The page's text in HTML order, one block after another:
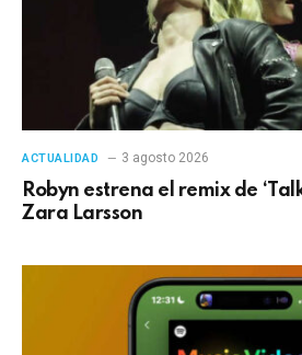
ACTUALIDAD 3 agosto 2026
Robyn estrena el remix de
Zara Larsson